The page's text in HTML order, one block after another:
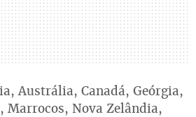
Austrália, Canadá, Geórgia,
Marrocos, Nova Zelândia,